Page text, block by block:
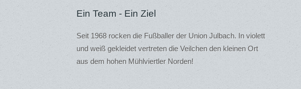
Ein Team - Ein Ziel
Seit 1968 rocken die Fußballer der Union Julbach. In violett
und weiß gekleidet vertreten die Veilchen den kleinen Ort
aus dem hohen Mühlviertler Norden!